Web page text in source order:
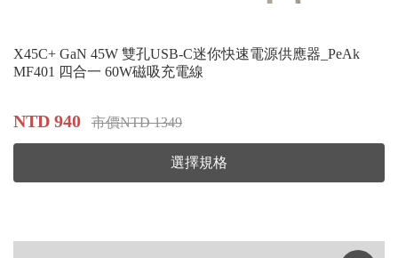
X45C+ GaN 45W 雙孔USB-C迷你快速電源供應器_PeAk
MF401 四合一 60W磁吸充電線
NTD 940 市價NTD 1349
選擇規格